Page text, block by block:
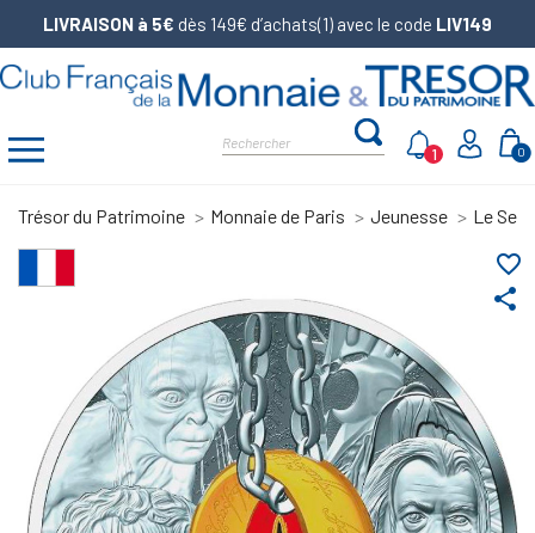
LIVRAISON à 5€ dès 149€ d’achats(1) avec le code LIV149
0
1
Trésor du Patrimoine Monnaie de Paris Jeunesse Le
share
favorite_border